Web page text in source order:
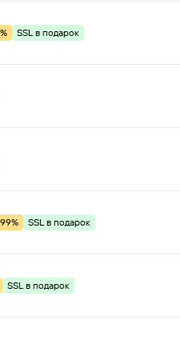
SSL в подарок
SSL в подарок
SSL в подарок